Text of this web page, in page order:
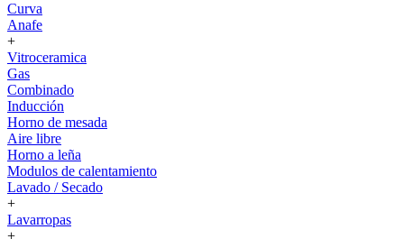
Curva
Anafe
+
Vitroceramica
Gas
Combinado
Inducción
Horno de mesada
Aire libre
Horno a leña
Modulos de calentamiento
Lavado / Secado
+
Lavarropas
+